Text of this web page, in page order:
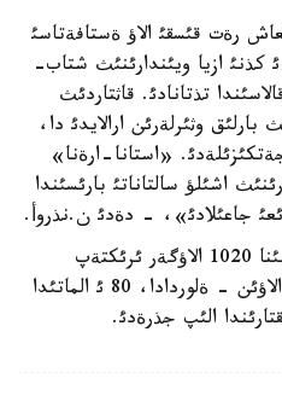
رةت قئسقئ الاؤ ةستافةتاسئ
ول قاثتاردئث 11-ئ كذنئ ازيا ويئندارئنئث شتاب-
تذتانادئ. قاثتاردئث
بارلئق وثئرلةرئن ارالايدئ دا،
جةتكئزئلةدئ. «استانا-ارةنا»
اشئلؤ سالتاناتئ بارئسئندا
جاعئلادئ»، - دةدئ ن.نذروأ.
ونئث ايتؤئنشا، الاؤ ةستافةتاسئنا 1020 الاؤگةر ئرئكتةپ
الئنادئ. ونئث 100 ئ ةستافةتا الاؤئن - ةلوردادا، 80 ئ الماتئدا